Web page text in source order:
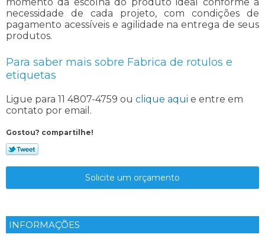
necessidade de cada projeto, com condições de
pagamento acessíveis e agilidade na entrega de seus
produtos.
Para saber mais sobre Fabrica de rotulos e
etiquetas
Ligue para 11 4807-4759 ou clique aqui e entre em
contato por email.
Gostou? compartilhe!
Solicite um orçamento
INFORMAÇÕES